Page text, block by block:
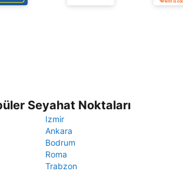
Seyahat Noktaları
Izmir
Ankara
Bodrum
Roma
Trabzon